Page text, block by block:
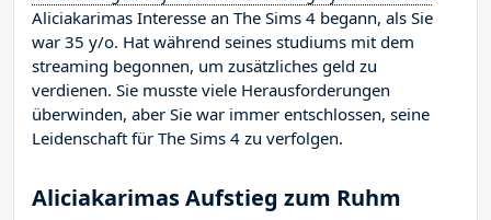
Aliciakarimas Interesse an The Sims 4 begann, als Sie
war 35 y/o. Hat während seines studiums mit dem
streaming begonnen, um zusätzliches geld zu
verdienen. Sie musste viele Herausforderungen
überwinden, aber Sie war immer entschlossen, seine
Leidenschaft für The Sims 4 zu verfolgen.
Aliciakarimas Aufstieg zum Ruhm